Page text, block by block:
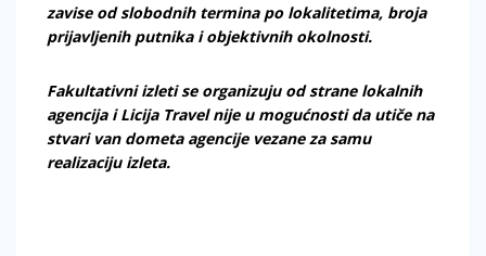
zavise od slobodnih termina po lokalitetima, broja
prijavljenih putnika i objektivnih okolnosti.
Fakultativni izleti se organizuju od strane lokalnih
agencija i Licija Travel nije u mogućnosti da utiče na
stvari van dometa agencije vezane za samu
realizaciju izleta.